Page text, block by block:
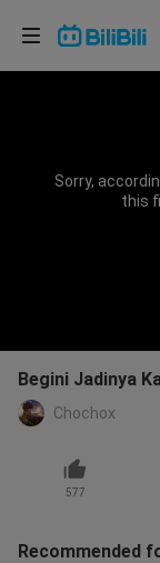
Sorry,
this
Begini Jadinya
Chochox
577
Recommended
Choose